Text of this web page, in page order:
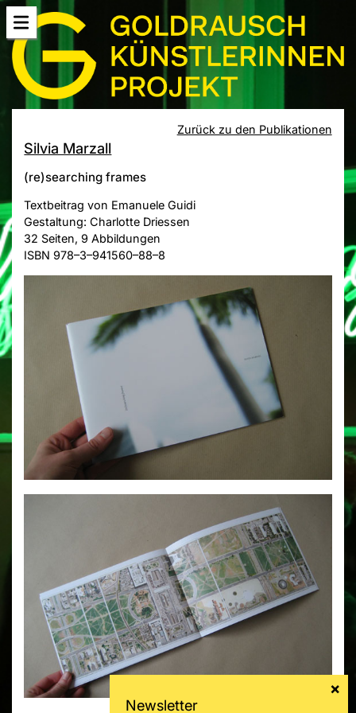
Zurück zu den Publikationen
Silvia Marzall
(re)searching frames
Textbeitrag von Emanuele Guidi
Gestaltung: Charlotte Driessen
32 Seiten, 9 Abbildungen
ISBN 978–3–941560–88–8